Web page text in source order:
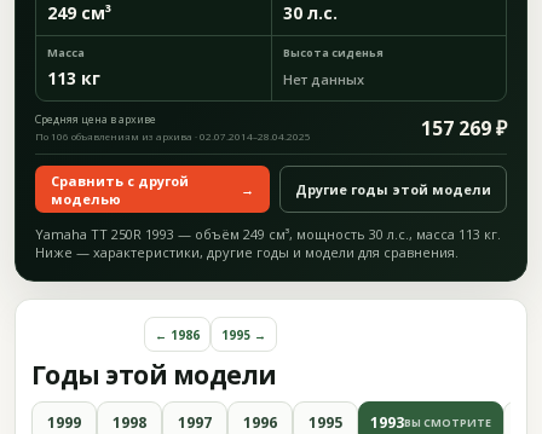
249 см³ 30 л.с.
Масса
113 кг
Высота сиденья
Нет данных
Средняя цена в архиве 157 269 ₽
По 106 объявлениям из архива · 02.07.2014–28.04.2025
Сравнить с другой
моделью
→ Другие годы этой модели
Yamaha TT 250R 1993 — объём 249 см³, мощность 30 л.с., масса 113 кг.
Ниже — характеристики, другие годы и модели для сравнения.
Годы этой модели
← 1986 1995 →
1999 1998 1997 1996 1995 1993ВЫ СМОТРИТЕ